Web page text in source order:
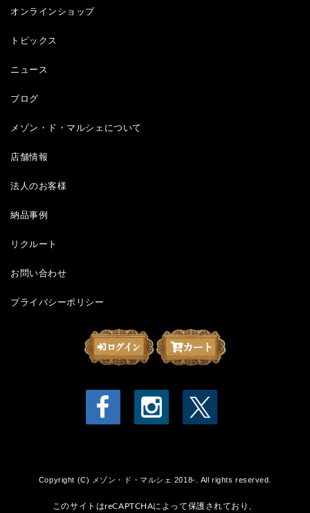
オンラインショップ
トピックス
ニュース
ブログ
メゾン・ド・マルシェについて
店舗情報
法人のお客様
納品事例
リクルート
お問い合わせ
プライバシーポリシー
Copyright (C) メゾン・ド・マルシェ 2018-. All rights reserved.
このサイトはreCAPTCHAによって保護されており、